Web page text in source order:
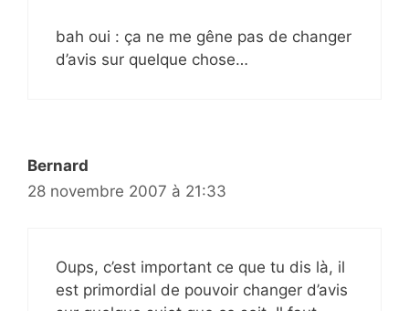
bah oui : ça ne me gêne pas de changer
d’avis sur quelque chose…
Bernard
28 novembre 2007 à 21:33
Oups, c’est important ce que tu dis là, il
est primordial de pouvoir changer d’avis